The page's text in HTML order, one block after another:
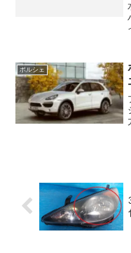
ポルシェ